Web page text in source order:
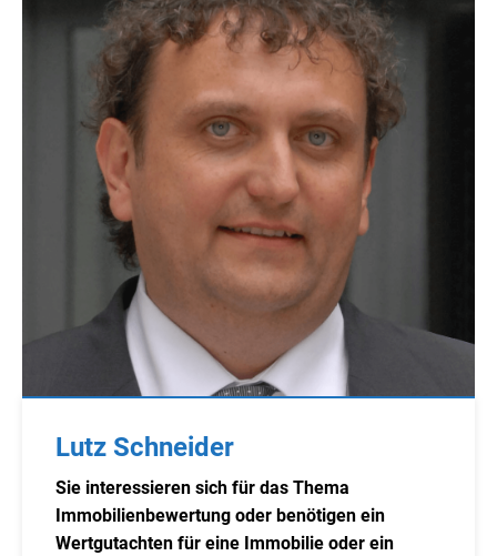
Lutz Schneider
Sie interessieren sich für das Thema
Immobilienbewertung oder benötigen ein
Wertgutachten für eine Immobilie oder ein